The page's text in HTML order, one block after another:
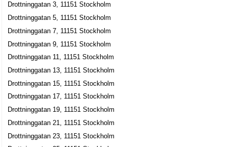
Trossa AB
Karin Mia Barkland
08-306080
Drottninggatan 108, 11360 Stockholm
Extend Media Sales Stockholm AB
Lars Magnus Jakobsson
Drottninggatan 108 4tr, 11360 Stockholm
Michael Hallbert LjusDesign AB
Johan Michael Hallbert
Drottninggatan 108 Gårdshuset, 11360 Stockholm
Drottninggatan 3, 11151 Stockholm
Drottninggatan 5, 11151 Stockholm
Drottninggatan 7, 11151 Stockholm
Drottninggatan 9, 11151 Stockholm
Drottninggatan 11, 11151 Stockholm
Drottninggatan 13, 11151 Stockholm
Drottninggatan 15, 11151 Stockholm
Drottninggatan 17, 11151 Stockholm
Drottninggatan 19, 11151 Stockholm
Drottninggatan 21, 11151 Stockholm
Drottninggatan 23, 11151 Stockholm